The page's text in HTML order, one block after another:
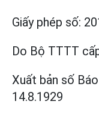
Giấy phép số:
Do Bộ TTTT
Xuất bản số
14.8.1929